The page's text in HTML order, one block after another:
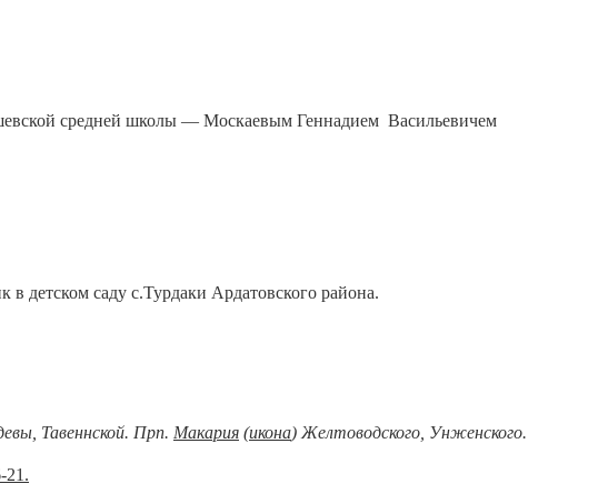
средней школы — Москаевым Геннадием Васильевичем
детском саду с.Турдаки Ардатовского района.
Тавеннской. Прп. Макария (икона) Желтоводского, Унженского.
21.